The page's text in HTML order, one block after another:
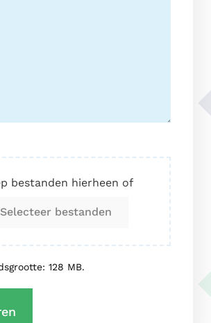
bestanden hierheen of
Selecteer bestanden
128 MB.